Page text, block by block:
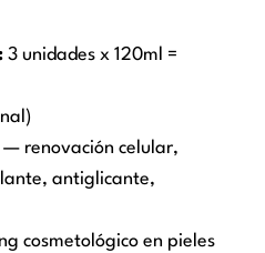
3 unidades x 120ml =
— renovación celular,
antiglicante,
cosmetológico en pieles